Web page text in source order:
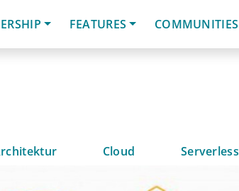
FEATURES COMMUNITIES
Cloud Serverless